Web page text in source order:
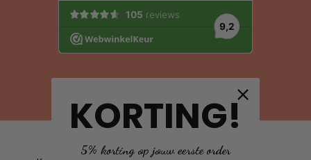
Gebruik van deze site, als onderdeel van
KORTING!
5% korting op jouw eerste order